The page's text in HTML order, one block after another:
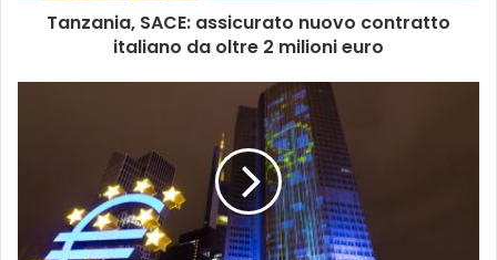
Tanzania, SACE: assicurato nuovo contratto
italiano da oltre 2 milioni euro